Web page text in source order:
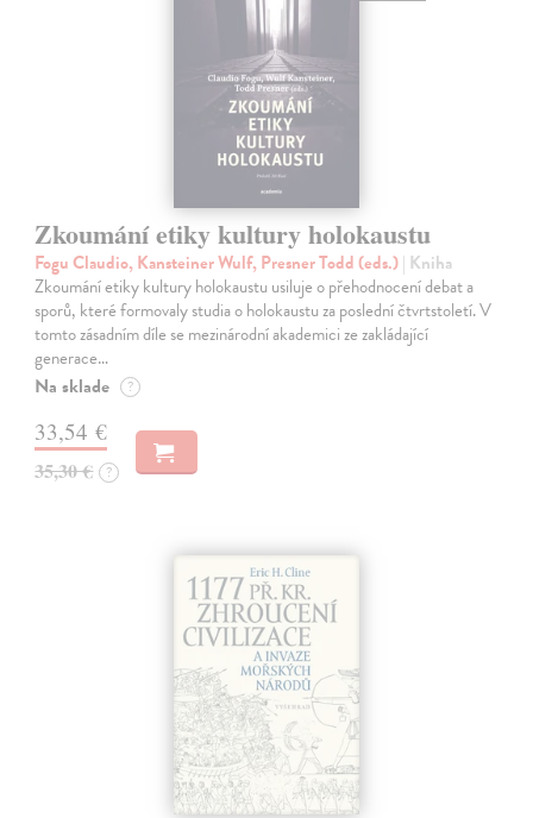
Zkoumání etiky kultury holokaustu
Fogu Claudio, Kansteiner Wulf, Presner Todd (eds.)| Kniha
Zkoumání etiky kultury holokaustu usiluje o přehodnocení debat a
sporů, které formovaly studia o holokaustu za poslední čtvrtstoletí. V
tomto zásadním díle se mezinárodní akademici ze zakládající
generace…
Na sklade ?
33,54 €
35,30 € ?